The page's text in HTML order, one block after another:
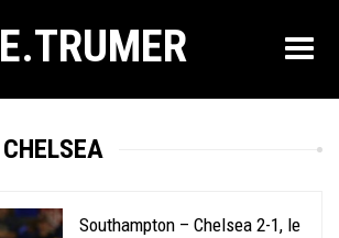
E.TRUMER
CHELSEA
Southampton – Chelsea 2-1, le